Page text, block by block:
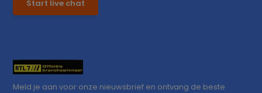
Start live chat
Meld je aan voor onze nieuwsbrief en ontvang de beste